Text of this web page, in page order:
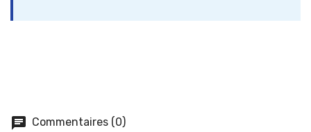
chat Commentaires (0)